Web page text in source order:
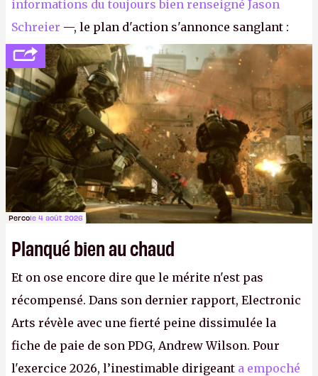
informations du toujours bien renseigné Jason
Schreier —, le plan d'action s'annonce sanglant :
réductions de coûts drastiques, fermetures de
studios et licenciements massifs. En gros, essorer
FCetBattlefield, puis virer le reste.P.
Percole 4 août 2026
Planqué bien au chaud
Et on ose encore dire que le mérite n'est pas
récompensé. Dans son dernier rapport, Electronic
Arts révèle avec une fierté peine dissimulée la
fiche de paie de son PDG, Andrew Wilson. Pour
l'exercice 2026, l’inestimable dirigeant a empoché